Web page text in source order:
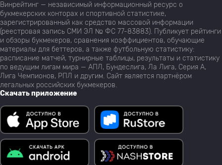
Винрейтинг — независимый информационный ресурс о
букмекерских конторах и спортивной статистике,
зарегистрированный как средство массовой информации
(реестровая запись СМИ ЭЛ № ФС 77-83883). Публикует рейтинги
и обзоры букмекеров, сравнения коэффициентов, обучающие
материалы для беттеров, а также футбольную статистику:
расписание матчей, турнирные таблицы, результаты и статистику
по ведущим лигам мира — АПЛ, Бундеслига, Ла Лига, Серия А,
Лига Чемпионов, РПЛ и другим. Сайт является партнёром
легальных российских букмекеров.
Скачать приложение